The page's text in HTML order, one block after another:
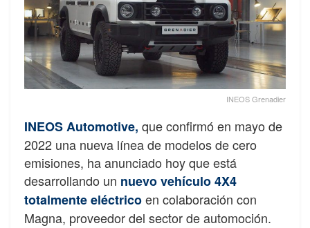
INEOS Grenadier
INEOS Automotive, que confirmó en mayo de
2022 una nueva línea de modelos de cero
emisiones, ha anunciado hoy que está
desarrollando un nuevo vehículo 4X4
totalmente eléctricoen colaboración con
Magna, proveedor del sector de automoción.